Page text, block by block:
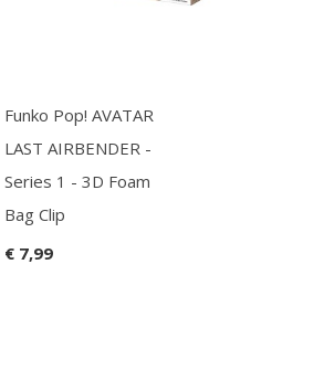
Funko Pop! AVATAR
LAST AIRBENDER -
Series 1 - 3D Foam
Bag Clip
€ 7,99